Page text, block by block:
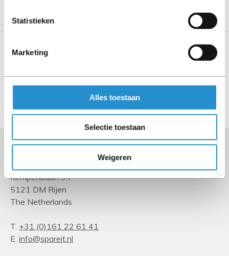
Statistieken
Marketing
Alles toestaan
Selectie toestaan
Weigeren
Specificaties
Kempenbaan 34
5121 DM Rijen
The Netherlands
T. +31 (0)161 22 61 41
E. info@spareit.nl